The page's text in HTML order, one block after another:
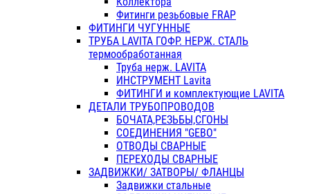
Фитинги резьбовые FRAP
ФИТИНГИ ЧУГУННЫЕ
ТРУБА LAVITA ГОФР. НЕРЖ. СТАЛЬ
термообработанная
Труба нерж. LAVITA
ИНСТРУМЕНТ Lavita
ФИТИНГИ и комплектующие LAVITA
ДЕТАЛИ ТРУБОПРОВОДОВ
БОЧАТА,РЕЗЬБЫ,СГОНЫ
СОЕДИНЕНИЯ "GEBO"
ОТВОДЫ СВАРНЫЕ
ПЕРЕХОДЫ СВАРНЫЕ
ЗАДВИЖКИ/ ЗАТВОРЫ/ ФЛАНЦЫ
Задвижки стальные